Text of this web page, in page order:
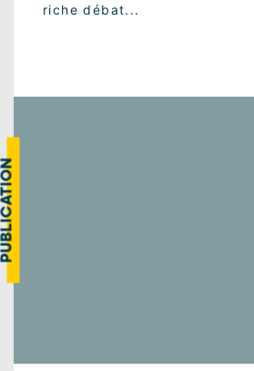
riche débat...